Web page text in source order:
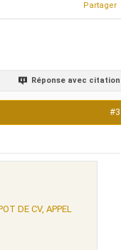
Partager
Réponse avec citation
#3
DE CV, APPEL